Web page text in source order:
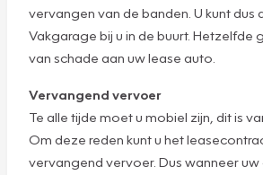
vervangen van de banden. U kunt dus
Vakgarage bij u in de buurt. Hetzelfde
van schade aan uw lease auto.
Vervangend vervoer
Te alle tijde moet u mobiel zijn, dit is
Om deze reden kunt u het
vervangend vervoer. Dus wanneer